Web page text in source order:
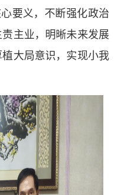
要义，不断强化政治
主业，明晰未来发展
大局意识，实现小我